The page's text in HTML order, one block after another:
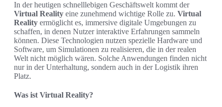
In der heutigen schnelllebigen Geschäftswelt kommt der
Virtual Reality eine zunehmend wichtige Rolle zu. Virtual
Reality ermöglicht es, immersive digitale Umgebungen zu
schaffen, in denen Nutzer interaktive Erfahrungen sammeln
können. Diese Technologien nutzen spezielle Hardware und
Software, um Simulationen zu realisieren, die in der realen
Welt nicht möglich wären. Solche Anwendungen finden nicht
nur in der Unterhaltung, sondern auch in der Logistik ihren
Platz.
Was ist Virtual Reality?